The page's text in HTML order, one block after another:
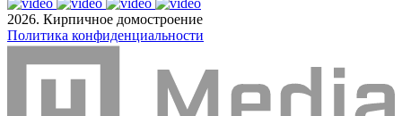
2026. Кирпичное домостроение
Политика конфиденциальности